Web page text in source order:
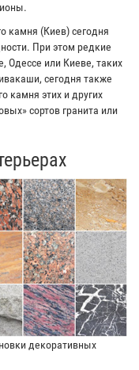
камня (Киев) сегодня
При этом редкие
Одессе или Киеве, таких
сегодня также
камня этих и других
сортов гранита или
декоративных